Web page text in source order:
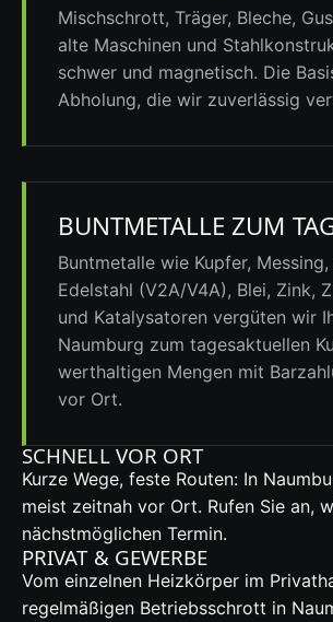
Mischschrott, Träger, Bleche,
alte Maschinen und
schwer und magnetisch. Die
Abholung, die wir zuverlässig
BUNTMETALLE ZUM
Buntmetalle wie Kupfer,
Edelstahl (V2A/V4A), Blei, Zink,
und Katalysatoren vergüten wir
Naumburg zum tagesaktuellen
werthaltigen Mengen mit
vor Ort.
SCHNELL VOR ORT
Kurze Wege, feste Routen: In
meist zeitnah vor Ort. Rufen Sie an,
nächstmöglichen Termin.
PRIVAT & GEWERBE
Vom einzelnen Heizkörper im
regelmäßigen Betriebsschrott in